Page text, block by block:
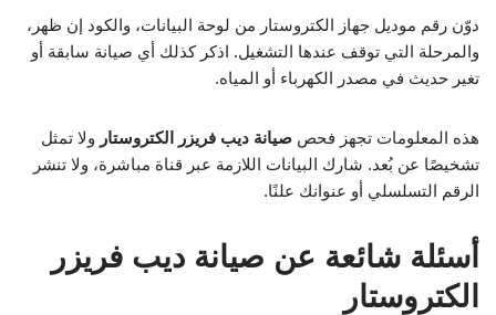
دوّن رقم موديل جهاز الكتروستار من لوحة البيانات، والكود إن ظهر،
والمرحلة التي توقف عندها التشغيل. اذكر كذلك أي صيانة سابقة أو
تغير حديث في مصدر الكهرباء أو المياه.
هذه المعلومات تجهز فحص صيانة ديب فريزر الكتروستار ولا تمثل
تشخيصًا عن بُعد. شارك البيانات اللازمة عبر قناة مباشرة، ولا تنشر
الرقم التسلسلي أو عنوانك علنًا.
أسئلة شائعة عن صيانة ديب فريزر
الكتروستار